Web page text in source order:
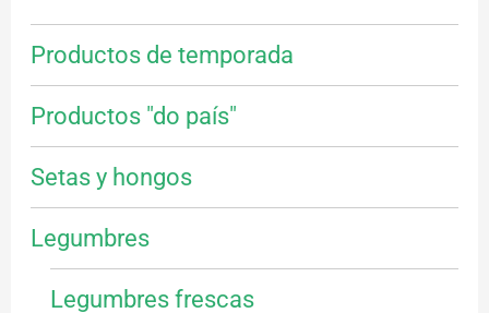
Productos de temporada
Productos "do país"
Setas y hongos
Legumbres
Legumbres frescas